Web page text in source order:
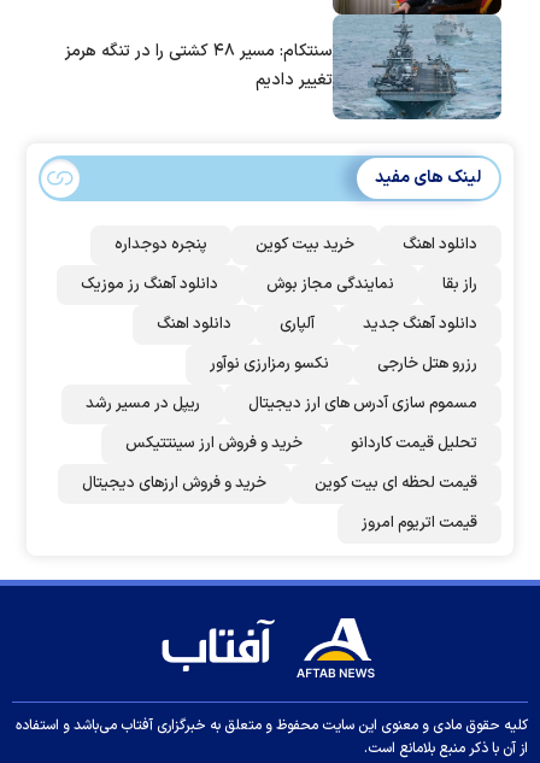
سنتکام: مسیر ۴۸ کشتی را در تنگه هرمز
تغییر دادیم
لینک های مفید
دانلود اهنگ خرید بیت کوین
پنجره دوجداره
راز بقا
نمایندگی مجاز بوش
دانلود آهنگ رز‌ موزیک
دانلود آهنگ جدید
آلپاری
دانلود اهنگ
رزرو هتل خارجی
نکسو رمزارزی نوآور
مسموم سازی آدرس های ارز دیجیتال
ریپل در مسیر رشد
تحلیل قیمت کاردانو
خرید و فروش ارز سینتتیکس
قیمت لحظه ای بیت کوین
خرید و فروش ارزهای دیجیتال
قیمت اتریوم امروز
کلیه حقوق مادی و معنوی این سایت محفوظ و متعلق به خبرگزاری آفتاب می‌باشد و استفاده
از آن با ذکر منبع بلامانع است.